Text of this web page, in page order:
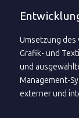
Umsetzung
Grafik- und
und
Management-
externer und